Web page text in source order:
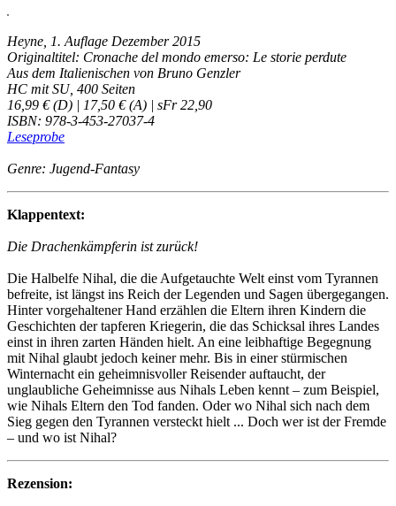
Heyne, 1. Auflage Dezember 2015
Originaltitel: Cronache del mondo emerso: Le storie perdute
Aus dem Italienischen von Bruno Genzler
HC mit SU, 400 Seiten
16,99 € (D) | 17,50 € (A) | sFr 22,90
ISBN: 978-3-453-27037-4
Leseprobe
Genre: Jugend-Fantasy
Klappentext:
Die Drachenkämpferin ist zurück!
Die Halbelfe Nihal, die die Aufgetauchte Welt einst vom Tyrannen
befreite, ist längst ins Reich der Legenden und Sagen übergegangen.
Hinter vorgehaltener Hand erzählen die Eltern ihren Kindern die
Geschichten der tapferen Kriegerin, die das Schicksal ihres Landes
einst in ihren zarten Händen hielt. An eine leibhaftige Begegnung
mit Nihal glaubt jedoch keiner mehr. Bis in einer stürmischen
Winternacht ein geheimnisvoller Reisender auftaucht, der
unglaubliche Geheimnisse aus Nihals Leben kennt – zum Beispiel,
wie Nihals Eltern den Tod fanden. Oder wo Nihal sich nach dem
Sieg gegen den Tyrannen versteckt hielt ... Doch wer ist der Fremde
– und wo ist Nihal?
Rezension: